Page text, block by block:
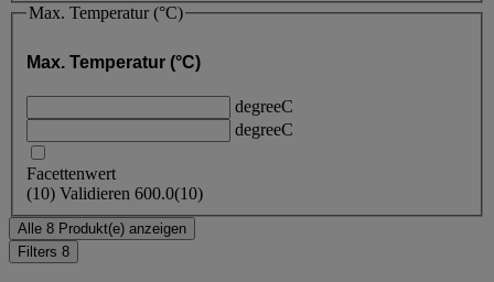
Max. Temperatur (°C)
Max. Temperatur (°C)
degreeC
degreeC
Facettenwert
(10) Validieren 600.0(10)
Alle 8 Produkt(e) anzeigen
Filters 8